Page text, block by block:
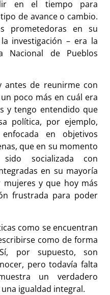
en el tiempo para
de avance o cambio.
prometedoras en su
investigación – era la
Nacional de Pueblos
antes de reunirme con
poco más en cuál era
y tengo entendido que
política, por ejemplo,
en objetivos
que en su momento
socializada con
en su mayoría
y que hoy más
frustrada para poder
como se encuentran
como de forma
por supuesto, son
pero todavía falta
un verdadero
igualdad integral.